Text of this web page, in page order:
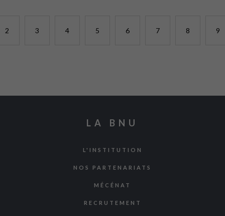
2 3 4 5 6 7 8 9
LA BNU
L'INSTITUTION
NOS PARTENARIATS
MÉCÉNAT
RECRUTEMENT